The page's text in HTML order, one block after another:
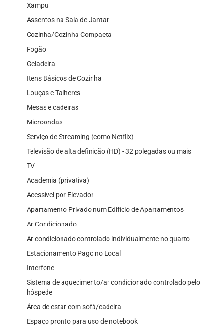
Xampu
Assentos na Sala de Jantar
Cozinha/Cozinha Compacta
Fogão
Geladeira
Itens Básicos de Cozinha
Louças e Talheres
Mesas e cadeiras
Microondas
Serviço de Streaming (como Netflix)
Televisão de alta definição (HD) - 32 polegadas ou mais
TV
Academia (privativa)
Acessível por Elevador
Apartamento Privado num Edifício de Apartamentos
Ar Condicionado
Ar condicionado controlado individualmente no quarto
Estacionamento Pago no Local
Interfone
Sistema de aquecimento/ar condicionado controlado pelo
hóspede
Área de estar com sofá/cadeira
Espaço pronto para uso de notebook